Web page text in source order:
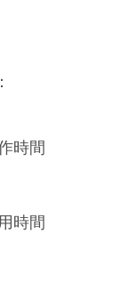
時間
時間